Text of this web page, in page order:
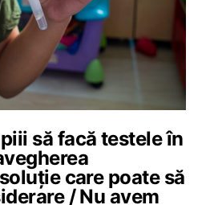
să facă testele în
care poate să
/ Nu avem